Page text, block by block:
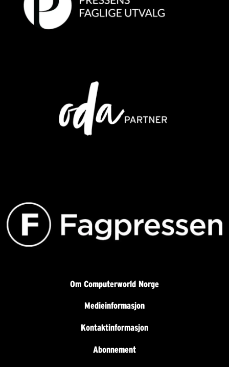
Om Computerworld Norge
Medieinformasjon
Kontaktinformasjon
Abonnement